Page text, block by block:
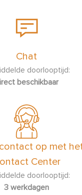
Chat
doorlooptijd:
beschikbaar
op met
Center
doorlooptijd:
3 werkdagen